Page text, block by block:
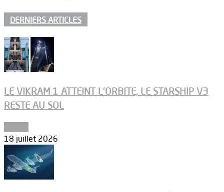
DERNIERS ARTICLES
LE VIKRAM 1 ATTEINT L’ORBITE, LE STARSHIP V3
RESTE AU SOL
18 juillet 2026